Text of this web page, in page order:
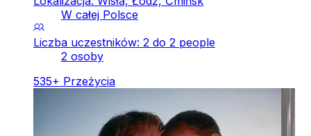
W całej Polsce
Liczba uczestników: 2 do 2 people
2 osoby
535+ Przeżycia